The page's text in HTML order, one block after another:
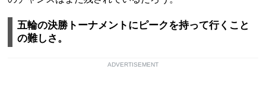
五輪の決勝トーナメントにピークを持って行くこと
の難しさ。
ADVERTISEMENT